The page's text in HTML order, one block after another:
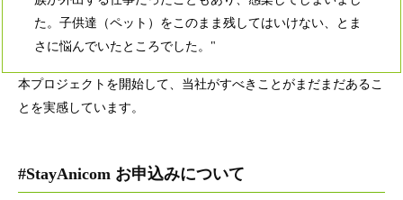
た。子供達（ペット）をこのまま残してはいけない、とま
さに悩んでいたところでした。"
本プロジェクトを開始して、当社がすべきことがまだまだあるこ
とを実感しています。
#StayAnicom お申込みについて